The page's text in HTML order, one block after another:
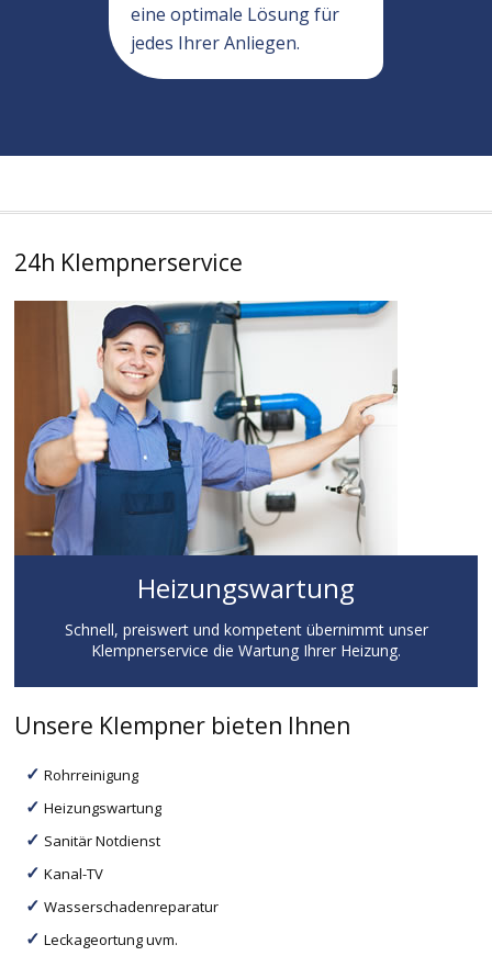
eine optimale Lösung für
jedes Ihrer Anliegen.
24h Klempnerservice
Heizungswartung
Schnell, preiswert und kompetent übernimmt unser
Klempnerservice die Wartung Ihrer Heizung.
Unsere Klempner bieten Ihnen
Rohrreinigung
Heizungswartung
Sanitär Notdienst
Kanal-TV
Wasserschadenreparatur
Leckageortung uvm.